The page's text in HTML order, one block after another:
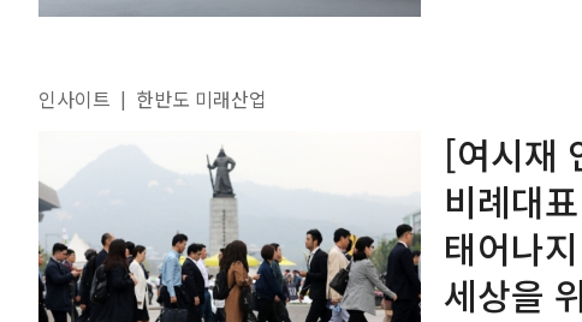
인사이트 | 한반도 미래산업
[여시재
비례대
태어나
세상을